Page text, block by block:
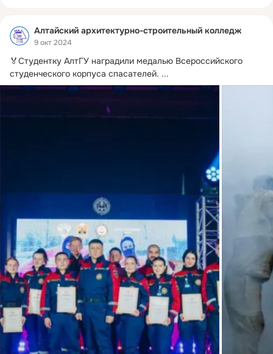
Алтайский архитектурно-строительный колледж
9 окт 2024
🏅Студентку АлтГУ наградили медалью Всероссийского
студенческого корпуса спасателей. ...